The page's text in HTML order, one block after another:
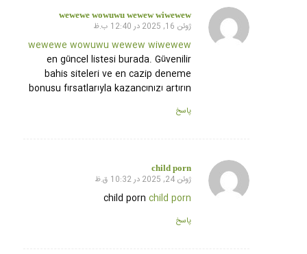
wewewe wowuwu wewew wiwewew
گفته:ژوئن 16, 2025 در 12:40 ب.ظ
wewewe wowuwu wewew wiwewew
en güncel listesi burada. Güvenilir
bahis siteleri ve en cazip deneme
bonusu fırsatlarıyla kazancınızı artırın
پاسخ
child porn
گفته:ژوئن 24, 2025 در 10:32 ق.ظ
child pornchild porn
پاسخ